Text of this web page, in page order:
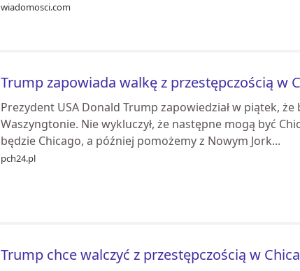
wiadomosci.com
Trump zapowiada walkę z przestępczością w
Prezydent USA Donald Trump zapowiedział w piątek,
Waszyngtonie. Nie wykluczył, że następne mogą być
będzie Chicago, a później pomożemy z Nowym Jork...
pch24.pl
Trump chce walczyć z przestępczością w